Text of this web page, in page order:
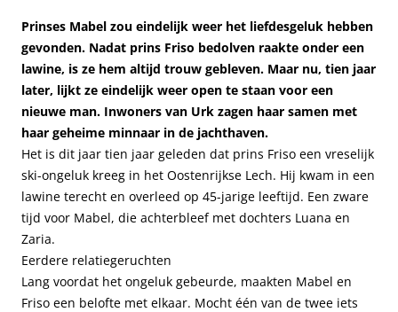
Prinses Mabel zou eindelijk weer het liefdesgeluk hebben
gevonden. Nadat prins Friso bedolven raakte onder een
lawine, is ze hem altijd trouw gebleven. Maar nu, tien jaar
later, lijkt ze eindelijk weer open te staan voor een
nieuwe man. Inwoners van Urk zagen haar samen met
haar geheime minnaar in de jachthaven.
Het is dit jaar tien jaar geleden dat prins Friso een vreselijk
ski-ongeluk kreeg in het Oostenrijkse Lech. Hij kwam in een
lawine terecht en overleed op 45-jarige leeftijd. Een zware
tijd voor Mabel, die achterbleef met dochters Luana en
Zaria.
Eerdere relatiegeruchten
Lang voordat het ongeluk gebeurde, maakten Mabel en
Friso een belofte met elkaar. Mocht één van de twee iets